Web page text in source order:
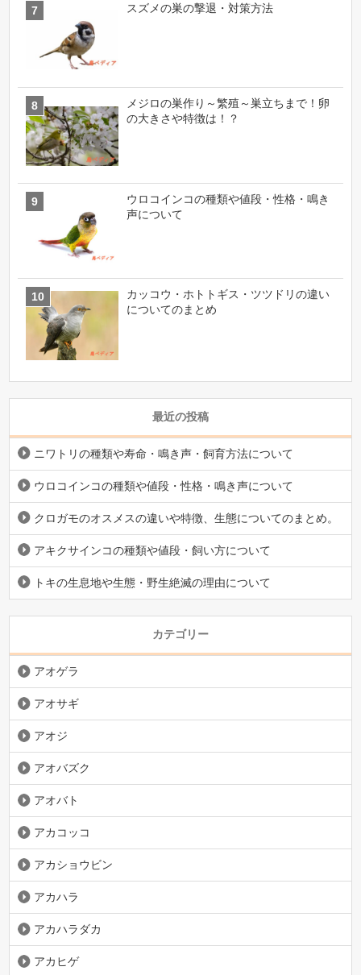
スズメの巣の撃退・対策方法
メジロの巣作り～繁殖～巣立ちまで！卵
の大きさや特徴は！？
ウロコインコの種類や値段・性格・鳴き
声について
カッコウ・ホトトギス・ツツドリの違い
についてのまとめ
最近の投稿
ニワトリの種類や寿命・鳴き声・飼育方法について
ウロコインコの種類や値段・性格・鳴き声について
クロガモのオスメスの違いや特徴、生態についてのまとめ。
アキクサインコの種類や値段・飼い方について
トキの生息地や生態・野生絶滅の理由について
カテゴリー
アオゲラ
アオサギ
アオジ
アオバズク
アオバト
アカコッコ
アカショウビン
アカハラ
アカハラダカ
アカヒゲ